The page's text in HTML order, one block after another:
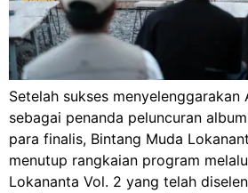
Setelah sukses menyelenggarakan
sebagai penanda peluncuran
para finalis, Bintang Muda
menutup rangkaian program
Lokananta Vol. 2 yang telah